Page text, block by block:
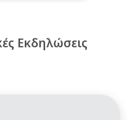
Εκδηλώσεις